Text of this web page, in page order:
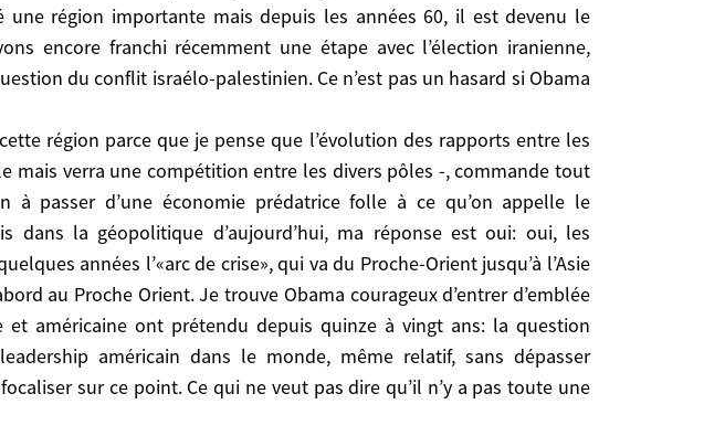
région importante mais depuis les années 60, il est devenu le
encore franchi récemment une étape avec l’élection iranienne,
du conflit israélo-palestinien. Ce n’est pas un hasard si Obama
région parce que je pense que l’évolution des rapports entre les
verra une compétition entre les divers pôles -, commande tout
passer d’une économie prédatrice folle à ce qu’on appelle le
dans la géopolitique d’aujourd’hui, ma réponse est oui: oui, les
années l’«arc de crise», qui va du Proche-Orient jusqu’à l’Asie
au Proche Orient. Je trouve Obama courageux d’entrer d’emblée
américaine ont prétendu depuis quinze à vingt ans: la question
américain dans le monde, même relatif, sans dépasser
sur ce point. Ce qui ne veut pas dire qu’il n’y a pas toute une
et de la paix se joue au Moyen-Orient?
importante mais depuis les années 60, il est devenu le problème
une étape avec l’élection iranienne, l’évolution de la politique
Ce n’est pas un hasard si Obama a fait au Caire son premier grand
parce que je pense que l’évolution des rapports entre les principaux
entre les divers pôles -, commande tout le reste. D’autre part,
folle à ce qu’on appelle le «développement durable», est encore plus
oui: oui, les problèmes les plus aigus, se posent dans ce que Brzezinski
centrale en passant par l’Afghanistan-Pakistan. C’est là où ça se joue
le vif du sujet et d’avoir rompu avec ce que les droites israélienne et
secondaire. Il pense qu’il ne pourra pas rétablir le leadership américain